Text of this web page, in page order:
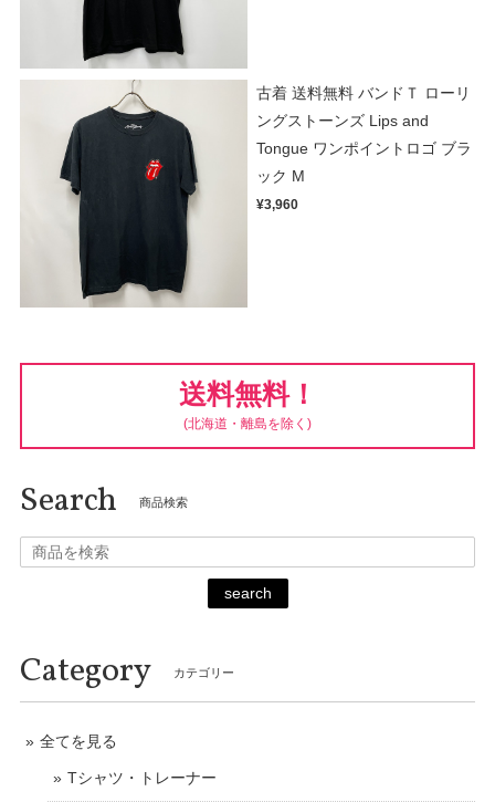
古着 送料無料 バンドＴ ローリ
ングストーンズ Lips and
Tongue ワンポイントロゴ ブラ
ック M
¥3,960
送料無料！
(北海道・離島を除く)
Search 商品検索
search
Category カテゴリー
全てを見る
Tシャツ・トレーナー